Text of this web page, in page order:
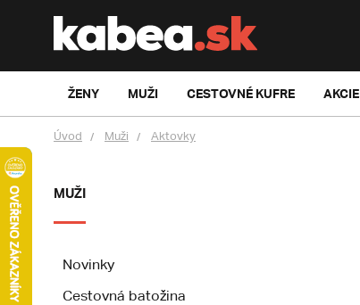
ŽENY MUŽI CESTOVNÉ KUFRE AKCIE
Úvod Muži Aktovky
MUŽI
Novinky
Cestovná batožina